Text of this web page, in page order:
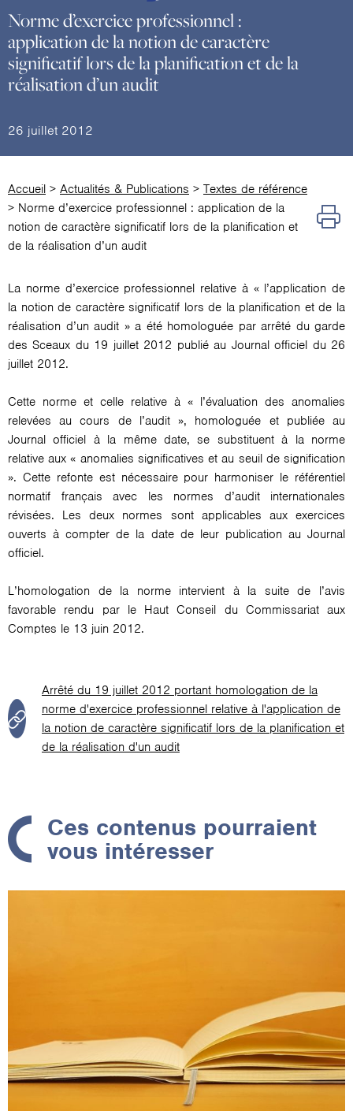
Norme d’exercice professionnel :
application de la notion de caractère
significatif lors de la planification et de la
réalisation d’un audit
26 juillet 2012
Accueil > Actualités & Publications > Textes de référence
> Norme d’exercice professionnel : application de la
notion de caractère significatif lors de la planification et
de la réalisation d’un audit
La norme d’exercice professionnel relative à « l’application de
la notion de caractère significatif lors de la planification et de la
réalisation d’un audit » a été homologuée par arrêté du garde
des Sceaux du 19 juillet 2012 publié au Journal officiel du 26
juillet 2012.
Cette norme et celle relative à « l’évaluation des anomalies
relevées au cours de l’audit », homologuée et publiée au
Journal officiel à la même date, se substituent à la norme
relative aux « anomalies significatives et au seuil de signification
». Cette refonte est nécessaire pour harmoniser le référentiel
normatif français avec les normes d’audit internationales
révisées. Les deux normes sont applicables aux exercices
ouverts à compter de la date de leur publication au Journal
officiel.
L’homologation de la norme intervient à la suite de l’avis
favorable rendu par le Haut Conseil du Commissariat aux
Comptes le 13 juin 2012.
Arrêté du 19 juillet 2012 portant homologation de la
norme d'exercice professionnel relative à l'application de
la notion de caractère significatif lors de la planification et
de la réalisation d'un audit
Ces contenus pourraient
vous intéresser